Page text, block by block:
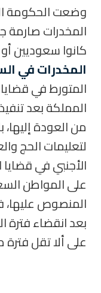
وضعت الحكومة
المخدرات صارمة
كانوا سعوديين
المخدرات في
المتورط في
المملكة بعد
من العودة
لتعليمات الحج
الأجنبي في
على المواطن
المنصوص عليها،
بعد انقضاء فترة
على ألا تقل